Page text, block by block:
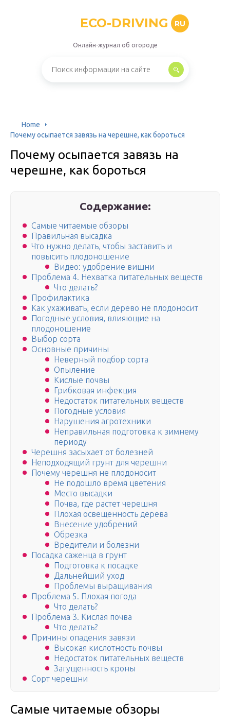
ECO-DRIVING RU
Онлайн-журнал об огороде
Home
Почему осыпается завязь на черешне, как бороться
Почему осыпается завязь на
черешне, как бороться
Содержание:
Самые читаемые обзоры
Правильная высадка
Что нужно делать, чтобы заставить и
повысить плодоношение
Видео: удобрение вишни
Проблема 4. Нехватка питательных веществ
Что делать?
Профилактика
Как ухаживать, если дерево не плодоносит
Погодные условия, влияющие на
плодоношение
Выбор сорта
Основные причины
Неверный подбор сорта
Опыление
Кислые почвы
Грибковая инфекция
Недостаток питательных веществ
Погодные условия
Нарушения агротехники
Неправильная подготовка к зимнему
периоду
Черешня засыхает от болезней
Неподходящий грунт для черешни
Почему черешня не плодоносит
Не подошло время цветения
Место высадки
Почва, где растет черешня
Плохая освещенность дерева
Внесение удобрений
Обрезка
Вредители и болезни
Посадка саженца в грунт
Подготовка к посадке
Дальнейший уход
Проблемы выращивания
Проблема 5. Плохая погода
Что делать?
Проблема 3. Кислая почва
Что делать?
Причины опадения завязи
Высокая кислотность почвы
Недостаток питательных веществ
Загущенность кроны
Сорт черешни
Самые читаемые обзоры